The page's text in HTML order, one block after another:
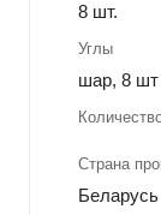
8 шт.
Углы
шар, 8 шт
Страна
Беларусь